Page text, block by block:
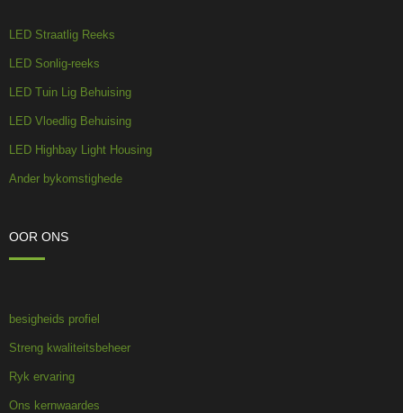
LED Straatlig Reeks
LED Sonlig-reeks
LED Tuin Lig Behuising
LED Vloedlig Behuising
LED Highbay Light Housing
Ander bykomstighede
OOR ONS
besigheids profiel
Streng kwaliteitsbeheer
Ryk ervaring
Ons kernwaardes